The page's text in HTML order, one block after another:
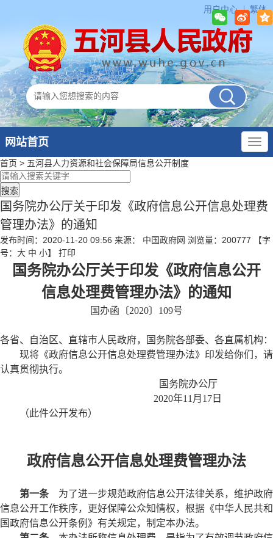
用户中心 繁体
网站首页
首页 > 五河县人力资源和社会保障局信息公开制度
国务院办公厅关于印发《政府信息公开信息处理费
管理办法》的通知
发布时间：2020-11-20 09:56 来源： 中国政府网 浏览量： 200777
【字
号： 大 中 小】 打印
国务院办公厅关于印发《政府信息公开
信息处理费管理办法》的通知
国办函〔2020〕109号
各省、自治区、直辖市人民政府，国务院各部委、各直属机构：
现将《政府信息公开信息处理费管理办法》印发给你们，请
认真贯彻执行。
国务院办公厅
2020年11月17日
（此件公开发布）
政府信息公开信息处理费管理办法
第一条为了进一步规范政府信息公开法律关系，维护政府
信息公开工作秩序，更好保障公众知情权，根据《中华人民共和
国政府信息公开条例》有关规定，制定本办法。